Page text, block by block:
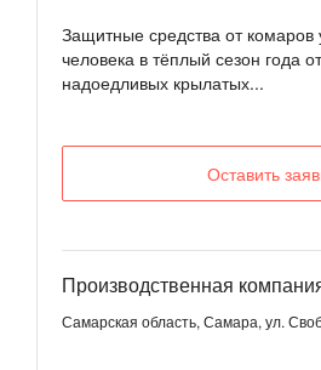
Защитные средства от комаров
человека в тёплый сезон года
надоедливых крылатых...
Оставить
Производственная
Самарская область, Самара, ул.